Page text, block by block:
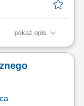
pokaż opis
oraz
oraz
–